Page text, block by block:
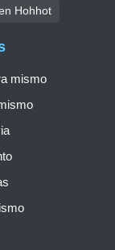
Hohhot
mismo